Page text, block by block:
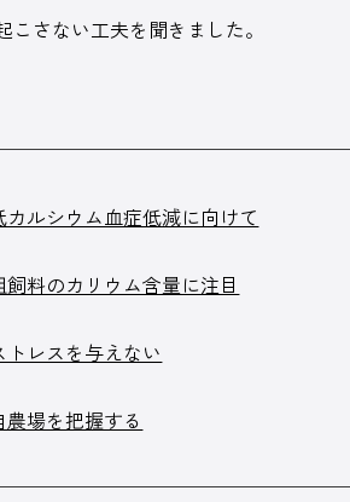
こさない工夫を聞きました。
カルシウム血症低減に向けて
飼料のカリウム含量に注目
トレスを与えない
農場を把握する